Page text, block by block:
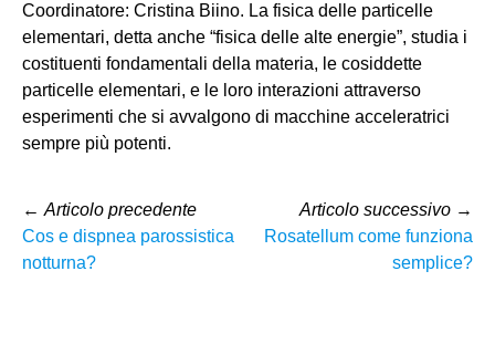
Coordinatore: Cristina Biino. La fisica delle particelle
elementari, detta anche “fisica delle alte energie”, studia i
costituenti fondamentali della materia, le cosiddette
particelle elementari, e le loro interazioni attraverso
esperimenti che si avvalgono di macchine acceleratrici
sempre più potenti.
← Articolo precedente
Cos e dispnea parossistica
notturna?
Articolo successivo →
Rosatellum come funziona
semplice?